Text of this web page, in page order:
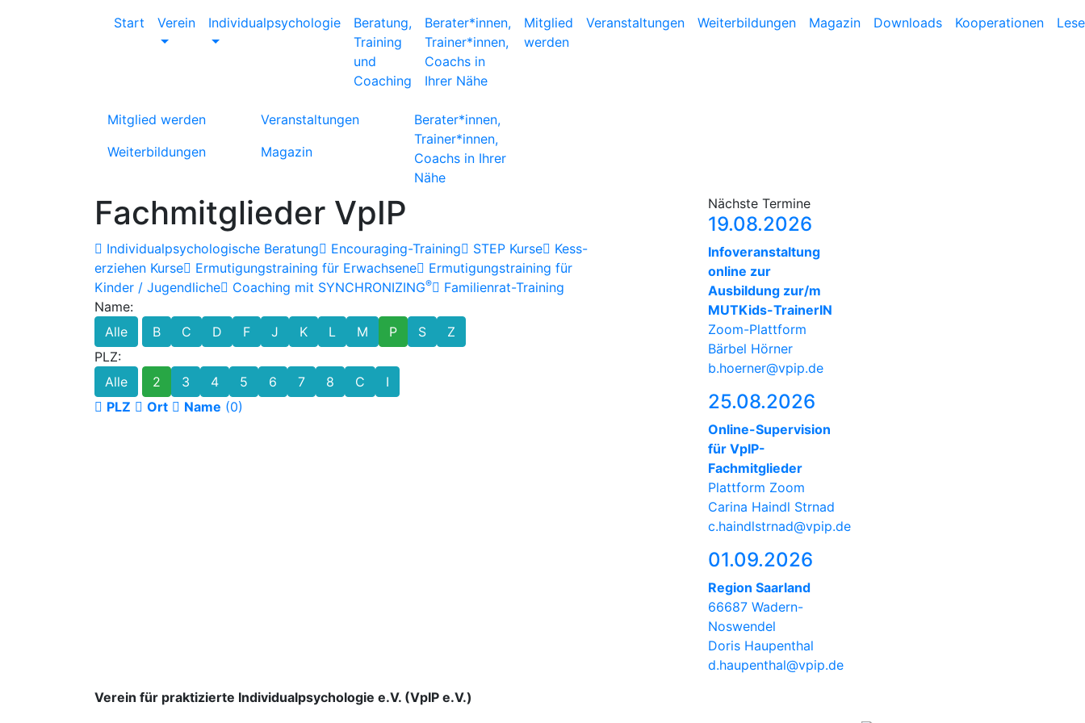
Start Verein Individualpsychologie
Beratung,
Training
und
Coaching
Berater*innen,
Trainer*innen,
Coachs in
Ihrer Nähe
Mitglied
werden
Veranstaltungen Weiterbildungen Magazin Downloads Kooperationen
Mitglied werden
Weiterbildungen
Veranstaltungen
Magazin
Berater*innen,
Trainer*innen,
Coachs in Ihrer
Nähe
Fachmitglieder VpIP
Individualpsychologische Beratung Encouraging-Training STEP Kurse
Kess-
erziehen Kurse
Ermutigungstraining für Erwachsene
Ermutigungstraining für
Kinder / Jugendliche
Coaching mit SYNCHRONIZING®
Familienrat-Training
Name:
Alle
B C D F J K L M P S
Z
PLZ:
Alle
2 3 4 5 6 7 8 C
I
PLZ
Ort Name (0)
Nächste Termine
19.08.2026
Infoveranstaltung
online zur
Ausbildung zur/m
MUTKids-TrainerIN
Zoom-Plattform
Bärbel Hörner
b.hoerner@vpip.de
25.08.2026
Online-Supervision
für VpIP-
Fachmitglieder
Plattform Zoom
Carina Haindl Strnad
c.haindlstrnad@vpip.de
01.09.2026
Region Saarland
66687 Wadern-
Noswendel
Doris Haupenthal
d.haupenthal@vpip.de
Verein für praktizierte Individualpsychologie e.V. (VpIP e.V.)